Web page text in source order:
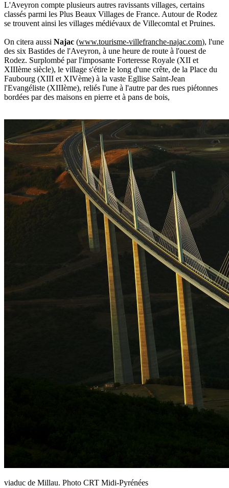
L'Aveyron compte plusieurs autres ravissants villages, certains
classés parmi les Plus Beaux Villages de France. Autour de Rodez
se trouvent ainsi les villages médiévaux de Villecomtal et Pruines.
On citera aussi Najac (www.tourisme-villefranche-najac.com), l'une
des six Bastides de l'Aveyron, à une heure de route à l'ouest de
Rodez. Surplombé par l'imposante Forteresse Royale (XII et
XIIIème siècle), le village s'étire le long d'une crête, de la Place du
Faubourg (XIII et XIVème) à la vaste Egllise Saint-Jean
l'Evangéliste (XIIIème), reliés l'une à l'autre par des rues piétonnes
bordées par des maisons en pierre et à pans de bois,
viaduc de Millau. Photo CRT Midi-Pyrénées